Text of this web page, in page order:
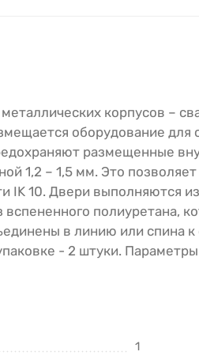
корпусов –
оборудование для
размещенные
1,2 – 1,5 мм. Это
IK 10. Двери выполняются
полиуретана,
в линию или спина
- 2 штуки.
1